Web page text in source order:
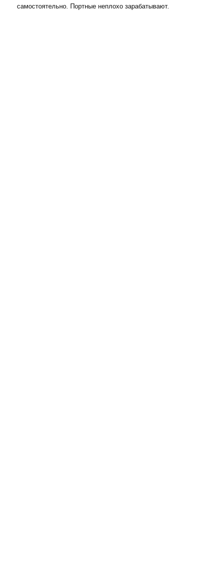
самостоятельно. Портные неплохо зарабатывают.